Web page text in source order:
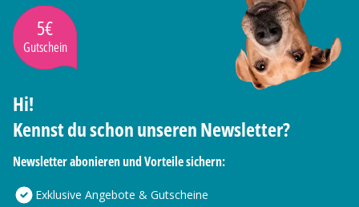
5€
Gutschein
Hi!
Kennst du schon unseren Newsletter?
Newsletter abonieren und Vorteile sichern:
Exklusive Angebote & Gutscheine